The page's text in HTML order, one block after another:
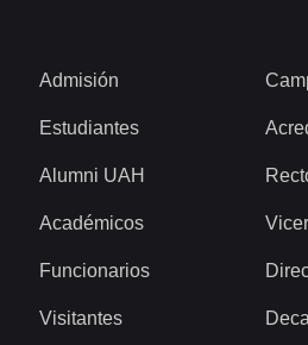
Admisión
Estudiantes
Alumni UAH
Académicos
Funcionarios
Visitantes